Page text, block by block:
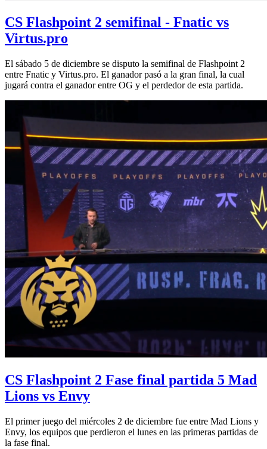
CS Flashpoint 2 semifinal - Fnatic vs
Virtus.pro
El sábado 5 de diciembre se disputo la semifinal de Flashpoint 2
entre Fnatic y Virtus.pro. El ganador pasó a la gran final, la cual
jugará contra el ganador entre OG y el perdedor de esta partida.
CS Flashpoint 2 Fase final partida 5 Mad
Lions vs Envy
El primer juego del miércoles 2 de diciembre fue entre Mad Lions y
Envy, los equipos que perdieron el lunes en las primeras partidas de
la fase final.